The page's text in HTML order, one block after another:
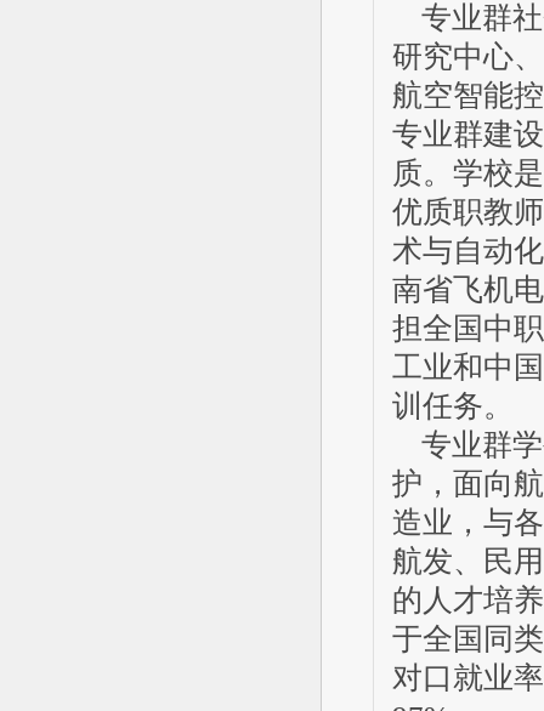
专业群
研究中心
航空智能
专业群建
质。学校
优质职教
术与自动
南省飞机
担全国中
工业和中
训任务。
专业群
护，面向
造业，与
航发、民
的人才培
于全国同
对口就业